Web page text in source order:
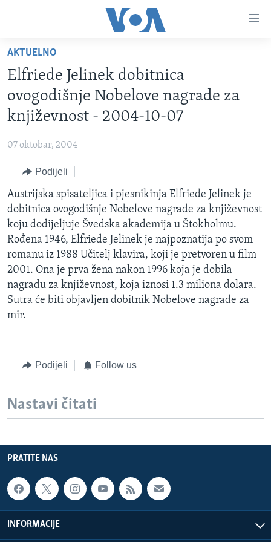
glavni
sadržaj
na
glavnu
Idi
pretragu
TV PROGRAM
FOTOGRAFIJE DANA
VIJESTI
SJEDINJENE AMERIČKE DRŽAVE
BOSNA I HERCEGOVINA
SVIJET
NAUKA I TEHNOLOGIJA
SPECIJALNI PROJEKTI
KORUPCIJA
SLOBODA MEDIJA
ŽENSKA STRANA
IZBJEGLIČKA STRANA
MAGAZIN
O GLASU AMERIKE
PRATITE NAS
AKTUELNO
Elfriede Jelinek dobitnica
ovogodišnje Nobelove nagrade za
književnost - 2004-10-07
07 oktobar, 2004
Podijeli
Austrijska spisateljica i pjesnikinja Elfriede Jelinek je
dobitnica ovogodišnje Nobelove nagrade za književnost
koju dodijeljuje Švedska akademija u Štokholmu.
Rođena 1946, Elfriede Jelinek je najpoznatija po svom
romanu iz 1988 Učitelj klavira, koji je pretvoren u film
2001. Ona je prva žena nakon 1996 koja je dobila
nagradu za književnost, koja iznosi 1.3 miliona dolara.
Sutra će biti objavljen dobitnik Nobelove nagrade za
mir.
Podijeli Follow us
Nastavi čitati
PRATITE NAS
INFORMACIJE